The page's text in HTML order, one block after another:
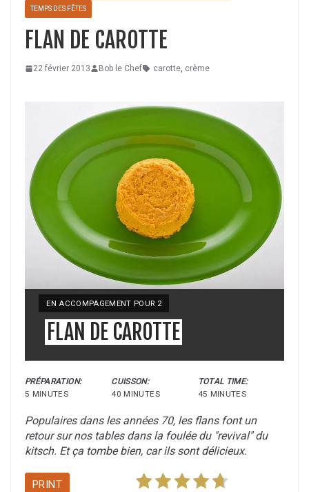
TEMPS DES FÊTES
FLAN DE CAROTTE
22 février 2013 Bob le Chef carotte, crème
YIELD:
EN ACCOMPAGEMENT POUR 2
FLAN DE CAROTTE
PRÉPARATION:
5 MINUTES
CUISSON:
40 MINUTES
TOTAL TIME:
45 MINUTES
Populaires dans les années 70, les flans font un
retour sur nos tables dans la foulée du "revival" du
kitsch. Et ça tombe bien, car ils sont délicieux.
PRINT